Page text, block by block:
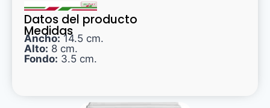
Datos del producto
Medidas
Ancho:14.5 cm.
Alto: 8 cm.
Fondo: 3.5 cm.